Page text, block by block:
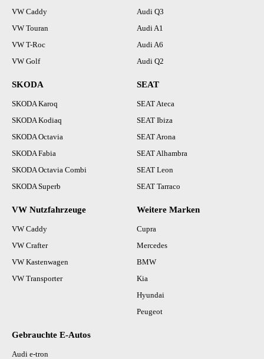
VW Caddy
VW Touran
VW T-Roc
VW Golf
Audi Q3
Audi A1
Audi A6
Audi Q2
SKODA
SKODA Karoq
SKODA Kodiaq
SKODA Octavia
SKODA Fabia
SKODA Octavia Combi
SKODA Superb
SEAT
SEAT Ateca
SEAT Ibiza
SEAT Arona
SEAT Alhambra
SEAT Leon
SEAT Tarraco
VW Nutzfahrzeuge
VW Caddy
VW Crafter
VW Kastenwagen
VW Transporter
Weitere Marken
Cupra
Mercedes
BMW
Kia
Hyundai
Peugeot
Gebrauchte E-Autos
Audi e-tron